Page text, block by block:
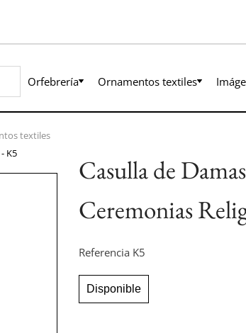
Orfebrería Ornamentos textiles
textiles
K5
Casulla de
Ceremonias
Referencia K5
Disponible